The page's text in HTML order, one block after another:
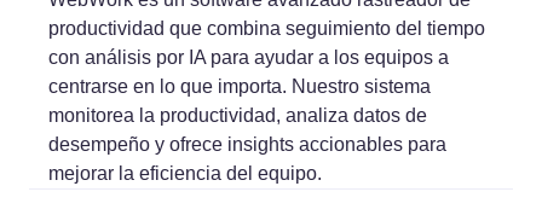
productividad que combina seguimiento del tiempo
con análisis por IA para ayudar a los equipos a
centrarse en lo que importa. Nuestro sistema
monitorea la productividad, analiza datos de
desempeño y ofrece insights accionables para
mejorar la eficiencia del equipo.